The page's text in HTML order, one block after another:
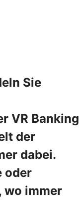
Sie
VR Banking
der
dabei.
oder
wo immer